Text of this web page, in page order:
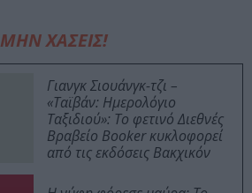
ΜΗΝ ΧΑΣΕΙΣ!
Γιανγκ Σιουάνγκ-τζι –
«Ταϊβάν: Ημερολόγιο
Ταξιδιού»: Το φετινό Διεθνές
Βραβείο Booker κυκλοφορεί
από τις εκδόσεις Βακχικόν